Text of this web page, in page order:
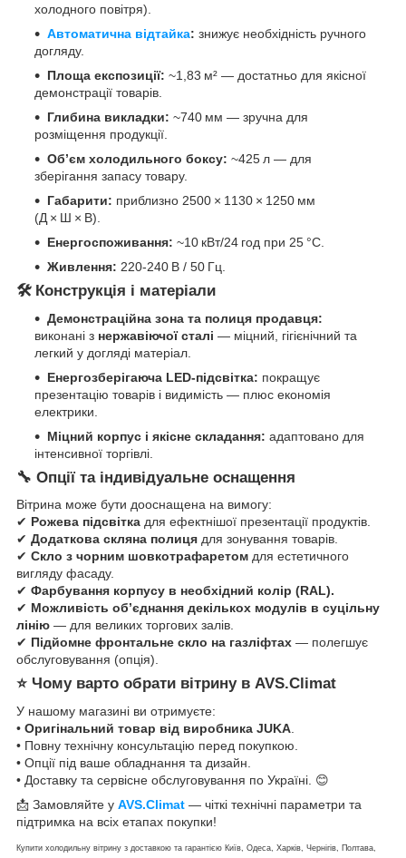
холодного повітря).
Автоматична відтайка: знижує необхідність ручного
догляду.
Площа експозиції: ~1,83 м² — достатньо для якісної
демонстрації товарів.
Глибина викладки: ~740 мм — зручна для
розміщення продукції.
Об’єм холодильного боксу: ~425 л — для
зберігання запасу товару.
Габарити: приблизно 2500 × 1130 × 1250 мм
(Д × Ш × В).
Енергоспоживання: ~10 кВт/24 год при 25 °C.
Живлення: 220‑240 В / 50 Гц.
🛠️ Конструкція і матеріали
Демонстраційна зона та полиця продавця:
виконані з нержавіючої сталі — міцний, гігієнічний та
легкий у догляді матеріал.
Енергозберігаюча LED‑підсвітка: покращує
презентацію товарів і видимість — плюс економія
електрики.
Міцний корпус і якісне складання: адаптовано для
інтенсивної торгівлі.
🔧 Опції та індивідуальне оснащення
Вітрина може бути дооснащена на вимогу:
✔ Рожева підсвітка для ефектнішої презентації продуктів.
✔ Додаткова скляна полиця для зонування товарів.
✔ Скло з чорним шовкотрафаретом для естетичного
вигляду фасаду.
✔ Фарбування корпусу в необхідний колір (RAL).
✔ Можливість об’єднання декількох модулів в суцільну
лінію — для великих торгових залів.
✔ Підйомне фронтальне скло на газліфтах — полегшує
обслуговування (опція).
⭐️ Чому варто обрати вітрину в AVS.Climat
У нашому магазині ви отримуєте:
• Оригінальний товар від виробника JUKA.
• Повну технічну консультацію перед покупкою.
• Опції під ваше обладнання та дизайн.
• Доставку та сервісне обслуговування по Україні. 😊
📩 Замовляйте у AVS.Climat — чіткі технічні параметри та
підтримка на всіх етапах покупки!
Купити холодильну вітрину з доставкою та гарантією Київ, Одеса, Харків, Чернігів, Полтава,